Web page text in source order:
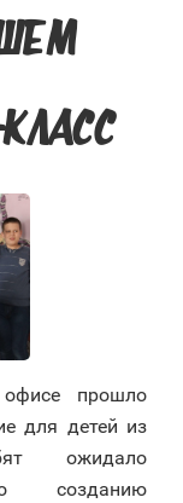
прошло
для детей из
ожидало
созданию